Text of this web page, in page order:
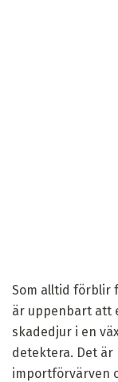
Som alltid förblir
är uppenbart att
skadedjur i en
detektera. Det är
importförvärven